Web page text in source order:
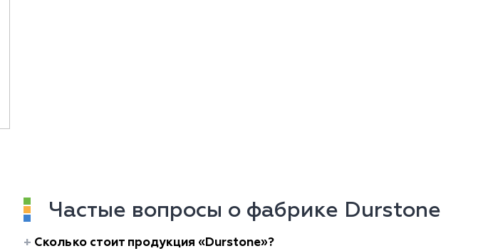
Частые вопросы о фабрике Durstone
Сколько стоит продукция «Durstone»?